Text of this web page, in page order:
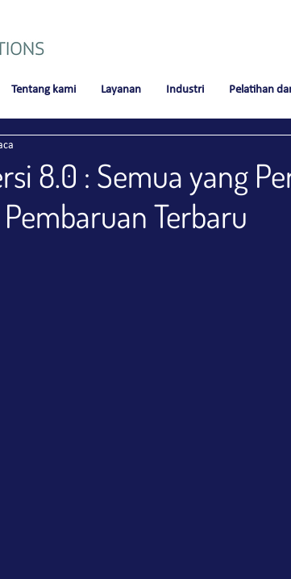
Tentang kami Layanan Industri Pelatihan
8.0 : Semua yang
Terbaru